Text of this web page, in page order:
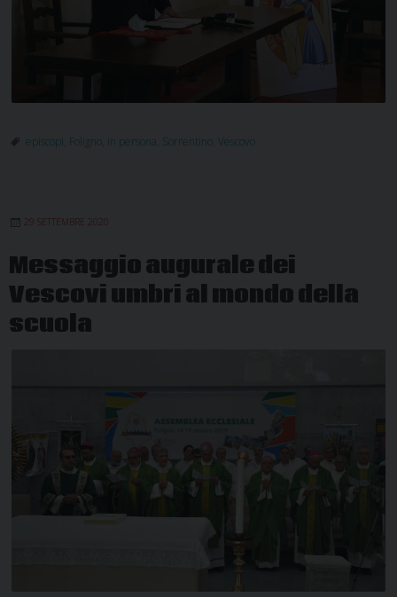
episcopi Foligno in persona Sorrentino Vescovo
29 SETTEMBRE 2020
Messaggio augurale dei
Vescovi umbri al mondo della
scuola